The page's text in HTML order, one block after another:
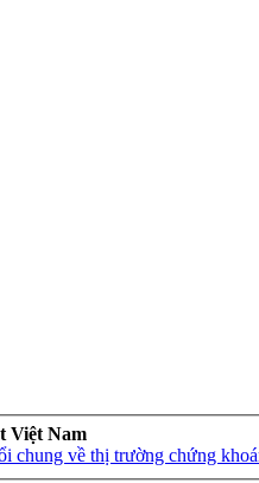
Việt Nam
chung về thị trường chứng